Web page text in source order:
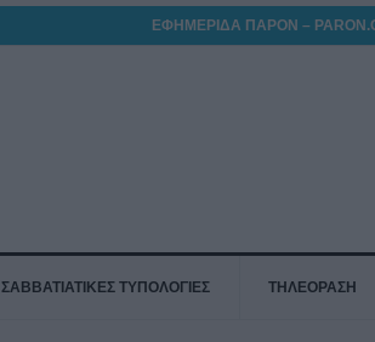
ΕΦΗΜΕΡΙΔΑ ΠΑΡΟΝ –
ΣΑΒΒΑΤΙΑΤΙΚΕΣ ΤΥΠΟΛΟΓΙΕΣ ΤΗΛΕΟΡΑΣΗ